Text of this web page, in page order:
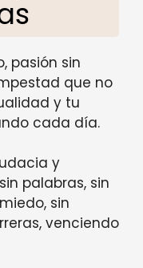
pasión sin
que no
y tu
cada día.
y
palabras, sin
sin
venciendo